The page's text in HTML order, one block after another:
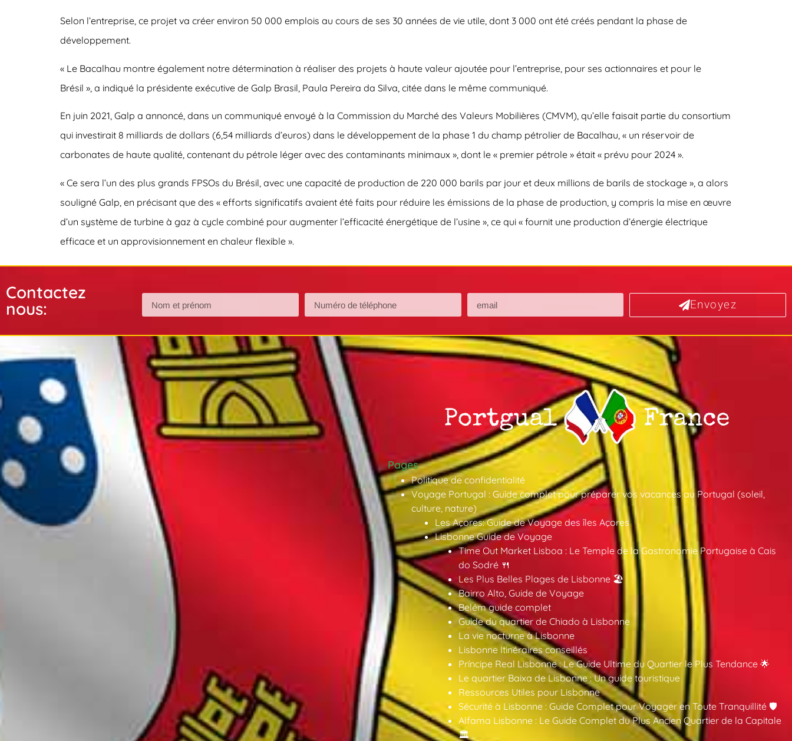
Selon l’entreprise, ce projet va créer environ 50 000 emplois au cours de ses 30 années de vie utile, dont 3 000 ont été créés pendant la phase de
développement.
« Le Bacalhau montre également notre détermination à réaliser des projets à haute valeur ajoutée pour l’entreprise, pour ses actionnaires et pour le
Brésil », a indiqué la présidente exécutive de Galp Brasil, Paula Pereira da Silva, citée dans le même communiqué.
En juin 2021, Galp a annoncé, dans un communiqué envoyé à la Commission du Marché des Valeurs Mobilières (CMVM), qu’elle faisait partie du consortium
qui investirait 8 milliards de dollars (6,54 milliards d’euros) dans le développement de la phase 1 du champ pétrolier de Bacalhau, « un réservoir de
carbonates de haute qualité, contenant du pétrole léger avec des contaminants minimaux », dont le « premier pétrole » était « prévu pour 2024 ».
« Ce sera l’un des plus grands FPSOs du Brésil, avec une capacité de production de 220 000 barils par jour et deux millions de barils de stockage », a alors
souligné Galp, en précisant que des « efforts significatifs avaient été faits pour réduire les émissions de la phase de production, y compris la mise en œuvre
d’un système de turbine à gaz à cycle combiné pour augmenter l’efficacité énergétique de l’usine », ce qui « fournit une production d’énergie électrique
efficace et un approvisionnement en chaleur flexible ».
Contactez
nous:
Envoyez
Pages
Politique de confidentialité
Voyage Portugal : Guide complet pour préparer vos vacances au Portugal (soleil,
culture, nature)
Les Açores: Guide de Voyage des îles Açores
Lisbonne Guide de Voyage
Time Out Market Lisboa : Le Temple de la Gastronomie Portugaise à Cais
do Sodré 🍴
Les Plus Belles Plages de Lisbonne 🏖️
Bairro Alto, Guide de Voyage
Belém guide complet
Guide du quartier de Chiado à Lisbonne
La vie nocturne à Lisbonne
Lisbonne Itinéraires conseillés
Príncipe Real Lisbonne : Le Guide Ultime du Quartier le Plus Tendance 🌟
Le quartier Baixa de Lisbonne : Un guide touristique
Ressources Utiles pour Lisbonne
Sécurité à Lisbonne : Guide Complet pour Voyager en Toute Tranquillité 🛡️
Alfama Lisbonne : Le Guide Complet du Plus Ancien Quartier de la Capitale
🏛️